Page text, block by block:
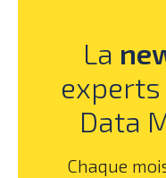
La
Data
Chaque